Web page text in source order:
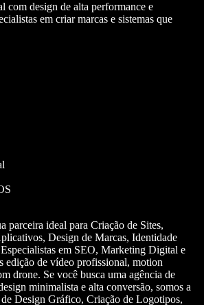
com design de alta performance e
em criar marcas e sistemas que
parceira ideal para Criação de Sites,
Design de Marcas, Identidade
em SEO, Marketing Digital e
edição de vídeo profissional, motion
drone. Se você busca uma agência de
minimalista e alta conversão, somos a
Design Gráfico, Criação de Logotipos,